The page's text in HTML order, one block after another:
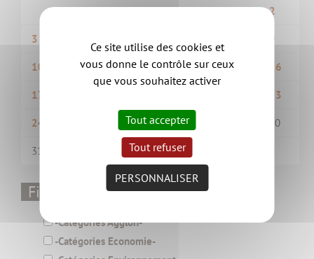
1 2
3 9
10 11 12 13 14 15 16
17 23
24 27 28 30
31 3
Filtrer par thématique
-Catégories Aggloh-
-Catégories Economie-
Ce site utilise des cookies et
vous donne le contrôle sur ceux
que vous souhaitez activer
Tout accepter
Tout refuser
PERSONNALISER